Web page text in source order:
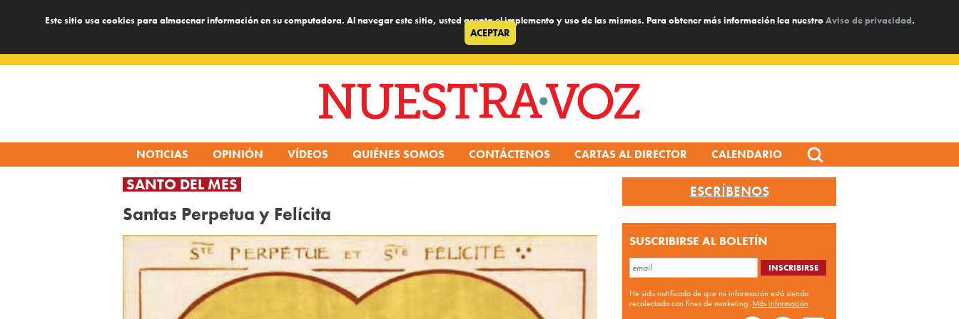
Este sitio usa cookies para almacenar información en su computadora. Al navegar este sitio, usted acepta el implemento y uso de las mismas. Para obtener más información lea nuestroAviso de privacidad.
ACEPTAR
NOTICIAS OPINIÓN VÍDEOS QUIÉNES SOMOS CONTÁCTENOS CARTAS AL DIRECTOR CALENDARIO
Search
for:
SANTO DEL MES
Santas Perpetua y Felícita
ESCRÍBENOS
SUSCRIBIRSE AL BOLETÍN
He sido notificado de que mi información está siendo
recolectada con fines de marketing. Más información